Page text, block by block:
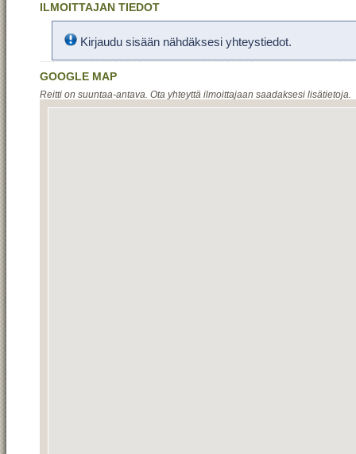
ILMOITTAJAN TIEDOT
Kirjaudu sisään nähdäksesi yhteystiedot.
GOOGLE MAP
Reitti on suuntaa-antava. Ota yhteyttä ilmoittajaan saadaksesi lisätietoja.